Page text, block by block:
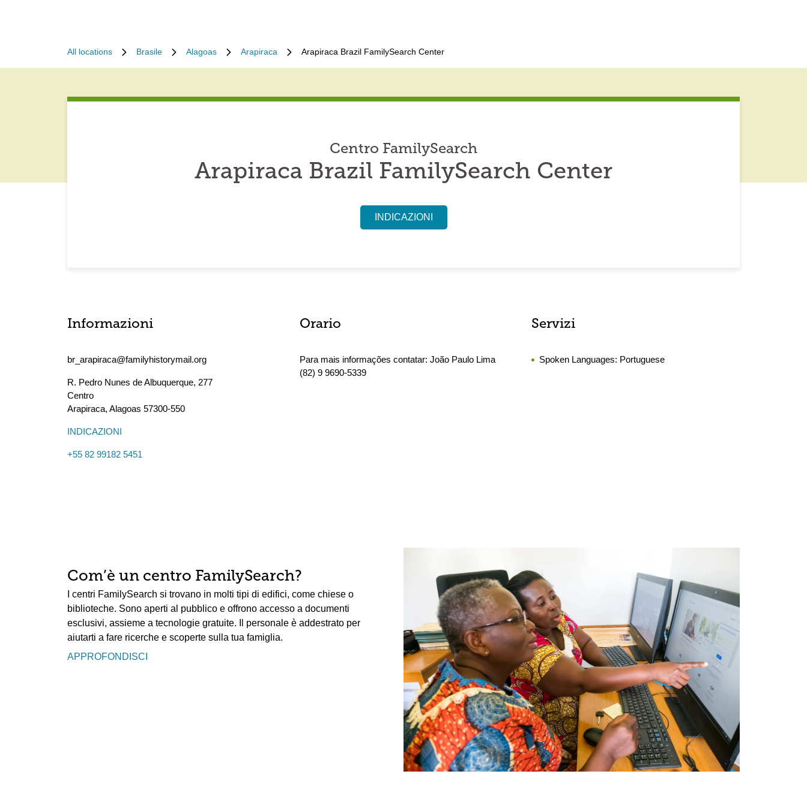
All locations Brasile Alagoas Arapiraca Arapiraca Brazil FamilySearch Center
Centro FamilySearch
Arapiraca Brazil FamilySearch Center
INDICAZIONI
Informazioni
br_arapiraca@familyhistorymail.org
R. Pedro Nunes de Albuquerque, 277
Centro
Arapiraca, Alagoas 57300-550
INDICAZIONI
+55 82 99182 5451
Orario
Para mais informações contatar: João Paulo Lima
(82) 9 9690-5339
Servizi
Spoken Languages: Portuguese
Com’è un centro FamilySearch?
I centri FamilySearch si trovano in molti tipi di edifici, come chiese o
biblioteche. Sono aperti al pubblico e offrono accesso a documenti
esclusivi, assieme a tecnologie gratuite. Il personale è addestrato per
aiutarti a fare ricerche e scoperte sulla tua famiglia.
APPROFONDISCI